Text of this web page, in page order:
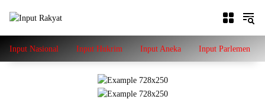
Input Nasional Input Hukrim Input Aneka Input Parlemen